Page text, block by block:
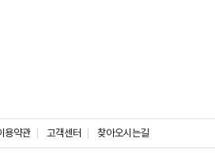
, 동영상 등의 정보 형태의 글, 사진, 동영상
정보를 말합니다.
한 기록보존, 회원의 각종 통계자료 산출
용약관 고객센터 찾아오시는길